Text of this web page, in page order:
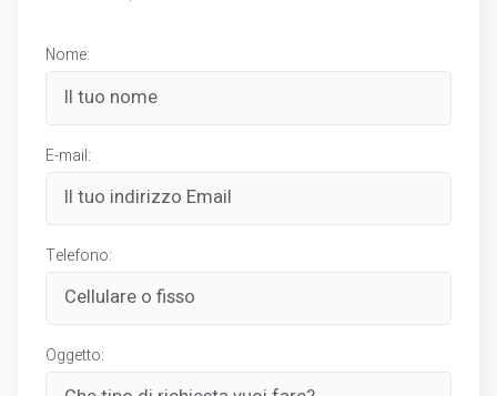
Nome:
E-mail:
Telefono:
Oggetto: